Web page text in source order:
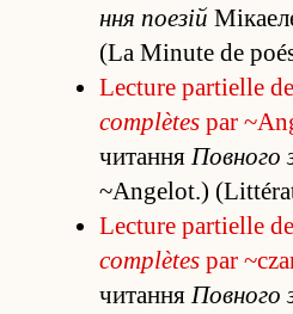
ння поезій
(La Minute de
Lecture partielle de
complètespar
чита­ння Повного
~Angelot.)
Lecture partielle de
complètespar
чита­ння Повного